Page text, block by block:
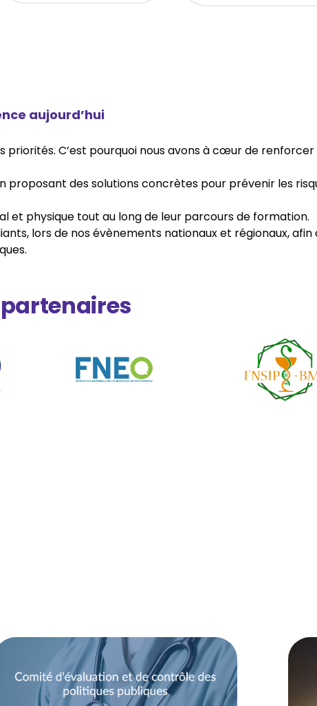
aujourd’hui
priorités. C’est pourquoi nous avons à cœur de
des solutions concrètes pour prévenir les
physique tout au long de leur parcours de formation.
lors de nos évènements nationaux et régionaux,